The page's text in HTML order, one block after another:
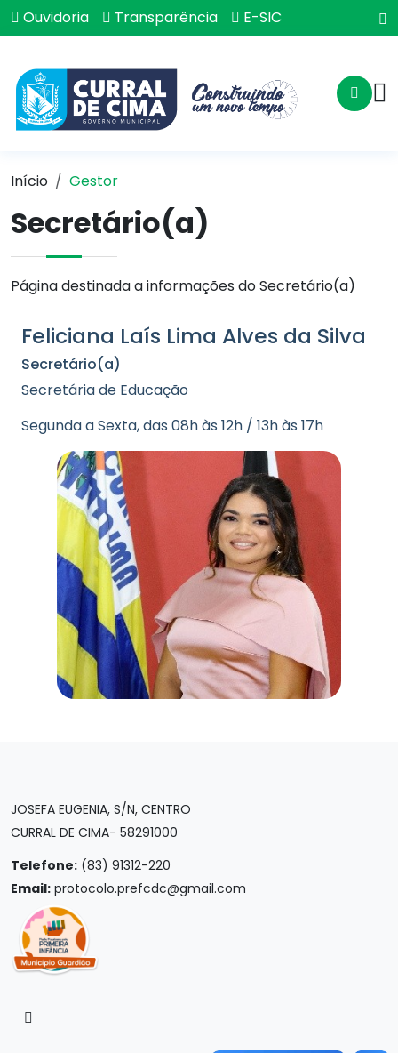
Ouvidoria Transparência E-SIC
Início Gestor
Secretário(a)
Página destinada a informações do Secretário(a)
Feliciana Laís Lima Alves da Silva
Secretário(a)
Secretária de Educação
Segunda a Sexta, das 08h às 12h / 13h às 17h
JOSEFA EUGENIA, S/N, CENTRO
CURRAL DE CIMA- 58291000
Telefone: (83) 91312-220
Email: protocolo.prefcdc@gmail.com